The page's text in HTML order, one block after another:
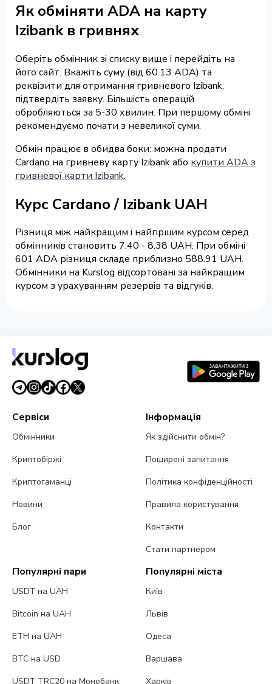
Як обміняти ADA на карту
Izibank в гривнях
Оберіть обмінник зі списку вище і перейдіть на
його сайт. Вкажіть суму (від 60.13 ADA) та
реквізити для отримання гривневого Izibank,
підтвердіть заявку. Більшість операцій
обробляються за 5-30 хвилин. При першому обміні
рекомендуємо почати з невеликої суми.
Обмін працює в обидва боки: можна продати
Cardano на гривневу карту Izibank або купити ADA з
гривневої карти Izibank.
Курс Cardano / Izibank UAH
Різниця між найкращим і найгіршим курсом серед
обмінників становить 7.40 - 8.38 UAH. При обміні
601 ADA різниця складе приблизно 588.91 UAH.
Обмінники на Kurslog відсортовані за найкращим
курсом з урахуванням резервів та відгуків.
Сервіси
Обмінники
Криптобіржі
Криптогаманці
Новини
Блог
Інформація
Як здійснити обмін?
Поширені запитання
Політика конфіденційності
Правила користування
Контакти
Стати партнером
Популярні пари
USDT на UAH
Bitcoin на UAH
ETH на UAH
BTC на USD
USDT TRC20 на Монобанк
Популярні міста
Київ
Львів
Одеса
Варшава
Харків